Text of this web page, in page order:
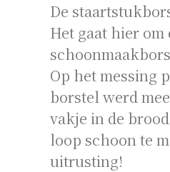
De
Het gaat hier om
Op het messing
borstel werd
vakje in de
loop schoon te
uitrusting!